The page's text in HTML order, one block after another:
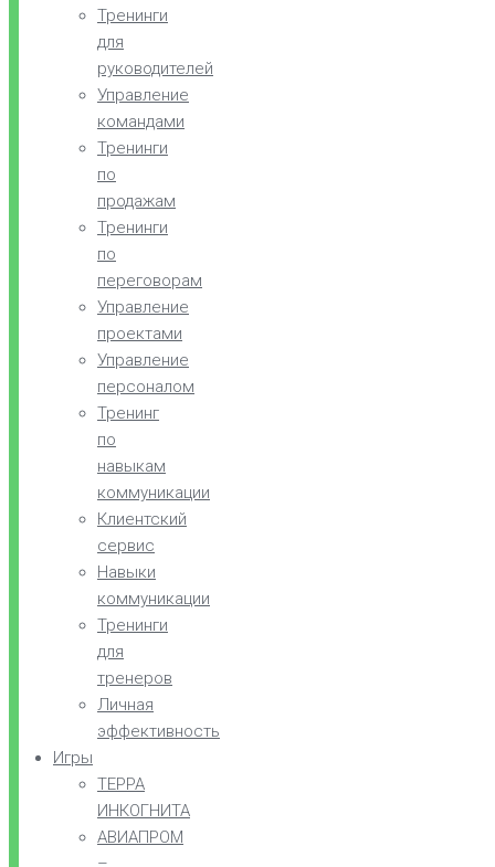
Тренинги
для
руководителей
Управление
командами
Тренинги
по
продажам
Тренинги
по
переговорам
Управление
проектами
Управление
персоналом
Тренинг
по
навыкам
коммуникации
Клиентский
сервис
Навыки
коммуникации
Тренинги
для
тренеров
Личная
эффективность
Игры
ТЕРРА
ИНКОГНИТА
АВИАПРОМ